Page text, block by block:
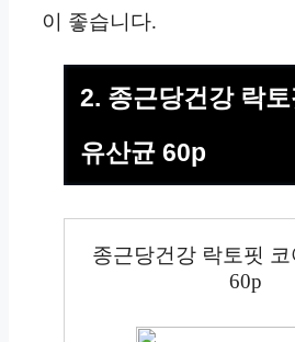
이 좋습니다.
2. 종근당건강 락
유산균 60p
종근당건강 락토핏
60p